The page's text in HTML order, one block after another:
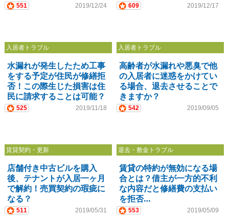
551 2019/12/24 609 2019/12/17
入居者トラブル
水漏れが発生したため工事
をする予定が住民が修繕拒
否！この際生じた損害は住
民に請求することは可能？
525 2019/11/18
入居者トラブル
高齢者が水漏れや悪臭で他
の入居者に迷惑をかけてい
る場合、退去させることで
きますか？
542 2019/09/05
賃貸契約・更新
店舗付き中古ビルを購入
後、テナントが入居一ヶ月
で解約！売買契約の瑕疵に
なる？
511 2019/05/31
退去・敷金トラブル
賃貸の特約が無効になる場
合とは？借主が一方的不利
な内容だと修繕費の支払い
を拒否…
553 2019/05/09